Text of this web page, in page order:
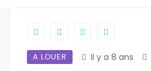
A LOUER Il y a 8 ans